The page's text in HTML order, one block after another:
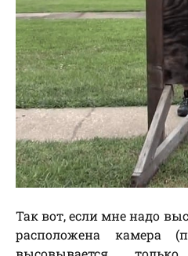
Так вот, если мне надо
расположена камера